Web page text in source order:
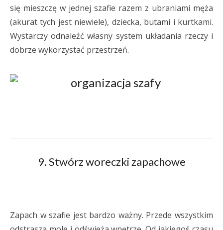
się mieszczę w jednej szafie razem z ubraniami męża
(akurat tych jest niewiele), dziecka, butami i kurtkami.
Wystarczy odnaleźć własny system układania rzeczy i
dobrze wykorzystać przestrzeń.
9. Stwórz woreczki zapachowe
Zapach w szafie jest bardzo ważny. Przede wszystkim